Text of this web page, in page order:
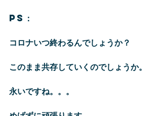
PS：
コロナいつ終わるんでしょうか？
このまま共存していくのでしょうか。
永いですね。。。